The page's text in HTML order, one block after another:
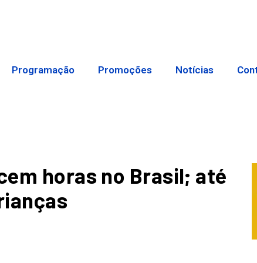
Programação Promoções Notícias
horas no Brasil; até